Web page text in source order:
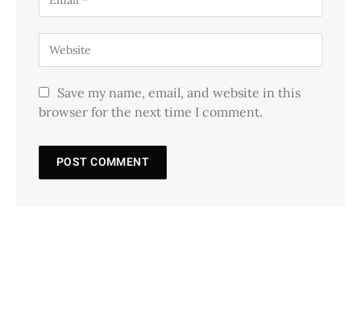
Save my name, email, and website in this
browser for the next time I comment.